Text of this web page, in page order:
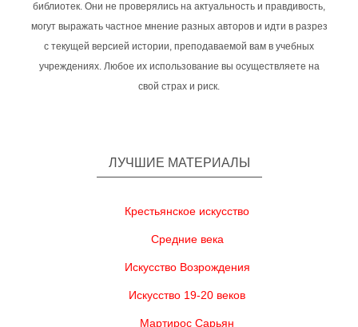
библиотек. Они не проверялись на актуальность и правдивость,
могут выражать частное мнение разных авторов и идти в разрез
с текущей версией истории, преподаваемой вам в учебных
учреждениях. Любое их использование вы осуществляете на
свой страх и риск.
ЛУЧШИЕ МАТЕРИАЛЫ
Крестьянское искусство
Средние века
Искусство Возрождения
Искусство 19-20 веков
Мартирос Сарьян